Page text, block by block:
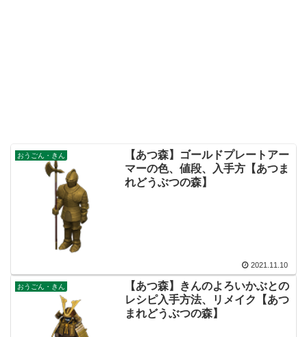
おうごん・きん
【あつ森】ゴールドプレートアー
マーの色、値段、入手方【あつま
れどうぶつの森】
2021.11.10
おうごん・きん
【あつ森】きんのよろいかぶとの
レシピ入手方法、リメイク【あつ
まれどうぶつの森】